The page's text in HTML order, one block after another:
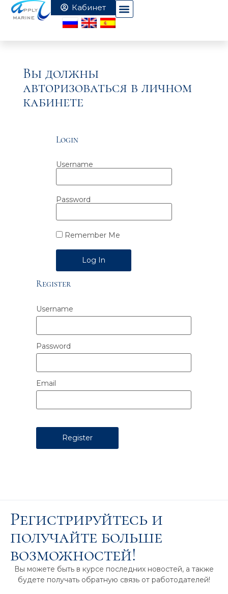
Вы должны
авторизоваться в личном
кабинете
Login
Username
Password
Remember Me
Alternative:
Register
Username
Password
Email
Регистрируйтесь и
получайте больше
возможностей!
Вы можете быть в курсе последних новостей, а также
будете получать обратную связь от работодателей!